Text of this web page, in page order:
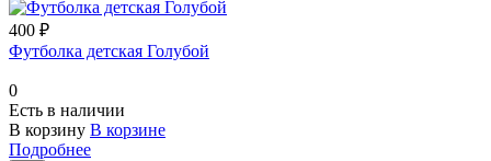
400 ₽
Футболка детская Голубой
0
Есть в наличии
В корзину В корзине
Подробнее